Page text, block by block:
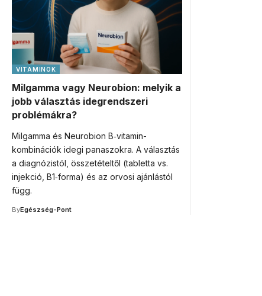
VITAMINOK
Milgamma vagy Neurobion: melyik a
jobb választás idegrendszeri
problémákra?
Milgamma és Neurobion B‑vitamin-
kombinációk idegi panaszokra. A választás
a diagnózistól, összetételtől (tabletta vs.
injekció, B1‑forma) és az orvosi ajánlástól
függ.
ByEgészség-Pont